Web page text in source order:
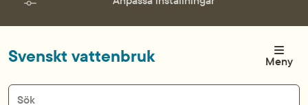
Svenskt vattenbruk Meny
Sök